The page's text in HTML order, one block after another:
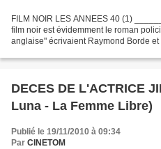
FILM NOIR LES ANNEES 40 (1)
film noir est évidemment le roman
anglaise" écrivaient Raymond Borde
DECES DE L'ACTRICE
Luna - La Femme Libre)
Publié le 19/11/2010 à 09:34
Par CINETOM